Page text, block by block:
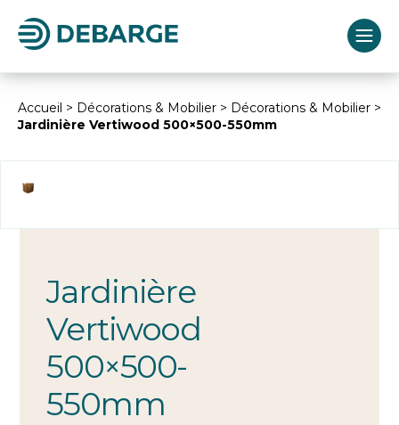
Accueil > Décorations & Mobilier > Décorations & Mobilier >
Jardinière Vertiwood 500×500-550mm
Jardinière
Vertiwood
500×500-
550mm